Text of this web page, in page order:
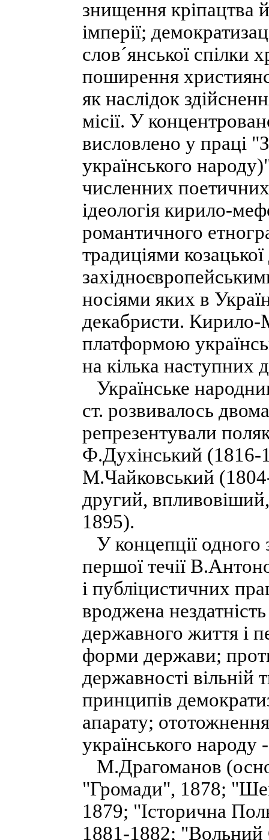
знищення кріпацтва
імперії;
слов´янської спілки
поширення
як наслідок
місії. У
висловлено у праці
українського
численних
ідеологія кирило-
романтичного
традиціями
носіями яких в
декабристи. Кирило-
платформою
на кілька наступних
Українське
ст. розвивалось
репрезентували
Ф.Духінський (1816-
М.Чайковський
другий,
1895).
У концепції одного
першої течії
і публіцистичних
вроджена
державного життя і
форми держави;
державності вільній
принципів
апарату;
українського народу
М.Драгоманов
"Громади", 1878;
1879; "Історична
1881-1882; "Вольний